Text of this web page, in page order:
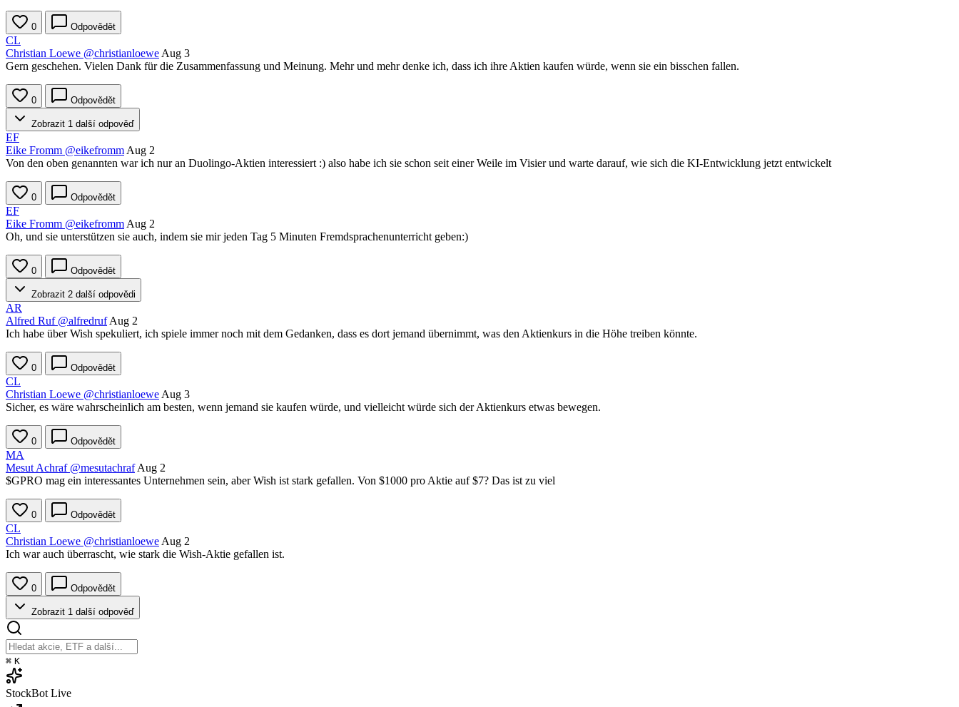
0 Odpovědět
CL
Christian Loewe @christianloewe Aug 3
Gern geschehen. Vielen Dank für die Zusammenfassung und Meinung. Mehr und mehr denke ich, dass ich ihre Aktien kaufen würde, wenn sie ein bisschen fallen.
0 Odpovědět
Zobrazit 1 další odpověď
EF
Eike Fromm @eikefromm Aug 2
Von den oben genannten war ich nur an Duolingo-Aktien interessiert :) also habe ich sie schon seit einer Weile im Visier und warte darauf, wie sich die KI-Entwicklung jetzt entwickelt
0 Odpovědět
EF
Eike Fromm @eikefromm Aug 2
Oh, und sie unterstützen sie auch, indem sie mir jeden Tag 5 Minuten Fremdsprachenunterricht geben:)
0 Odpovědět
Zobrazit 2 další odpovědi
AR
Alfred Ruf @alfredruf Aug 2
Ich habe über Wish spekuliert, ich spiele immer noch mit dem Gedanken, dass es dort jemand übernimmt, was den Aktienkurs in die Höhe treiben könnte.
0 Odpovědět
CL
Christian Loewe @christianloewe Aug 3
Sicher, es wäre wahrscheinlich am besten, wenn jemand sie kaufen würde, und vielleicht würde sich der Aktienkurs etwas bewegen.
0 Odpovědět
MA
Mesut Achraf @mesutachraf Aug 2
$GPRO mag ein interessantes Unternehmen sein, aber Wish ist stark gefallen. Von $1000 pro Aktie auf $7? Das ist zu viel
0 Odpovědět
CL
Christian Loewe @christianloewe Aug 2
Ich war auch überrascht, wie stark die Wish-Aktie gefallen ist.
0 Odpovědět
Zobrazit 1 další odpověď
⌘ K
StockBot Live